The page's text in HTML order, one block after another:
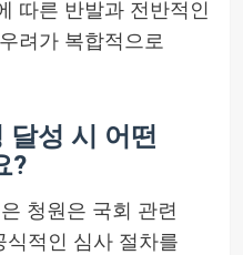
따른 반발과 전반적인
려가 복합적으로
달성 시 어떤
?
청원은 국회 관련
식적인 심사 절차를